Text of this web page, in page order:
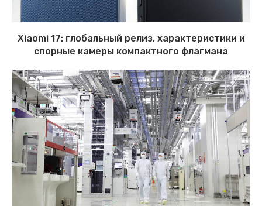
Xiaomi 17: глобальный релиз, характеристики и
спорные камеры компактного флагмана